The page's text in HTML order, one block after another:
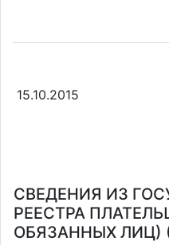
15.10.2015
СВЕДЕНИЯ ИЗ
РЕЕСТРА
ОБЯЗАННЫХ ЛИЦ)